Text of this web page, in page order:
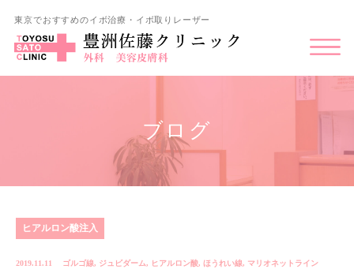
東京でおすすめのイボ治療・イボ取りレーザー
ブログ
ヒアルロン酸注入
2019.11.11 ゴルゴ線, ジュビダーム, ヒアルロン酸, ほうれい線, マリオネットライン